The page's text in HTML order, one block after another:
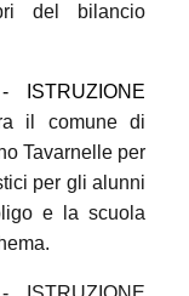
del bilancio
ISTRUZIONE
il comune di
Tavarnelle per
per gli alunni
e la scuola